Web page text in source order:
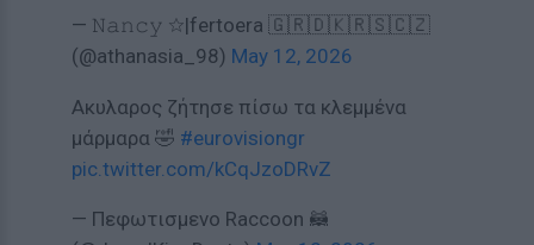
— 𝙽𝚊𝚗𝚌𝚢 ☆|fertoera 🇬🇷🇩🇰🇷🇸🇨🇿
(@athanasia_98) May 12, 2026
Ακυλαρος ζήτησε πίσω τα κλεμμένα
μάρμαρα 🤣 #eurovisiongr
pic.twitter.com/kCqJzoDRvZ
— Πεφωτισμενο Raccoon 🦝